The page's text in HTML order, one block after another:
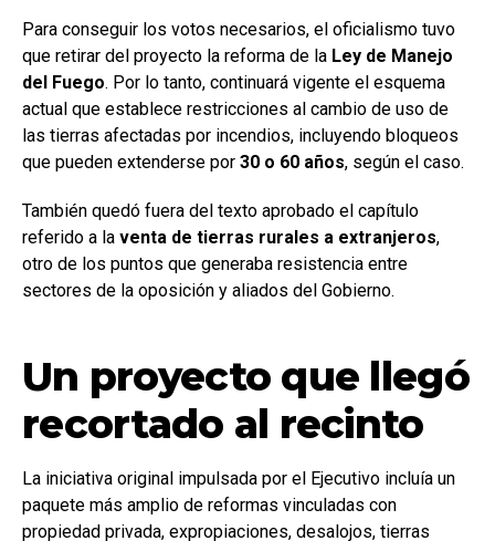
Para conseguir los votos necesarios, el oficialismo tuvo
que retirar del proyecto la reforma de la Ley de Manejo
del Fuego. Por lo tanto, continuará vigente el esquema
actual que establece restricciones al cambio de uso de
las tierras afectadas por incendios, incluyendo bloqueos
que pueden extenderse por 30 o 60 años, según el caso.
También quedó fuera del texto aprobado el capítulo
referido a la venta de tierras rurales a extranjeros,
otro de los puntos que generaba resistencia entre
sectores de la oposición y aliados del Gobierno.
Un proyecto que llegó
recortado al recinto
La iniciativa original impulsada por el Ejecutivo incluía un
paquete más amplio de reformas vinculadas con
propiedad privada, expropiaciones, desalojos, tierras